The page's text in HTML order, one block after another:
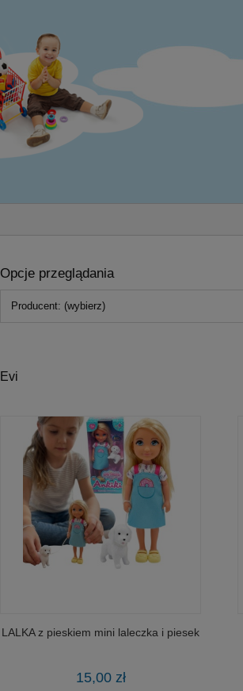
Opcje przeglądania
Producent: (wybierz)
Evi
LALKA z pieskiem mini laleczka i piesek
15,00 zł